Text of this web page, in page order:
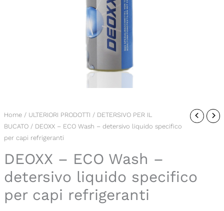
Home/ ULTERIORI PRODOTTI / DETERSIVO PER IL
BUCATO/ DEOXX – ECO Wash – detersivo liquido specifico
per capi refrigeranti
DEOXX – ECO Wash –
detersivo liquido specifico
per capi refrigeranti
DEOXX
-
ECO
Wash
detersivo
liquido
specifico